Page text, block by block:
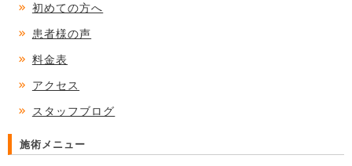
初めての方へ
患者様の声
料金表
アクセス
スタッフブログ
施術メニュー